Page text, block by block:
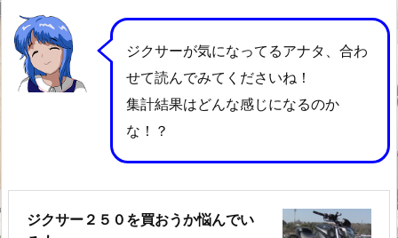
ジクサーが気になってるアナタ、合わ
せて読んでみてくださいね！
集計結果はどんな感じになるのか
な！？
ジクサー２５０を買おうか悩んでい